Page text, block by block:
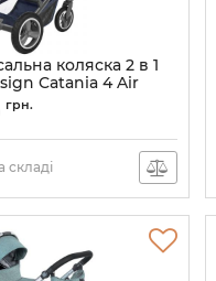
коляска 2 в 1
Catania 4 Air
811
грн.
складі